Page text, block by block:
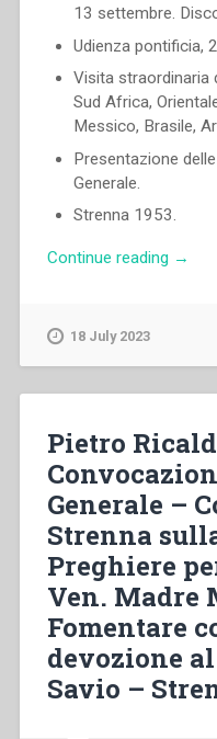
13 settembre.
Udienza pontificia,
Visita straordinaria
Sud Africa,
Messico, Brasile,
Presentazione
Generale.
Strenna 1953.
Continue reading
11-
del
Papa.
–
21
→
18 July 2023
Pietro
Generale –
Strenna
Preghiere
Ven. Madre
Fomentare
devozione
Savio –